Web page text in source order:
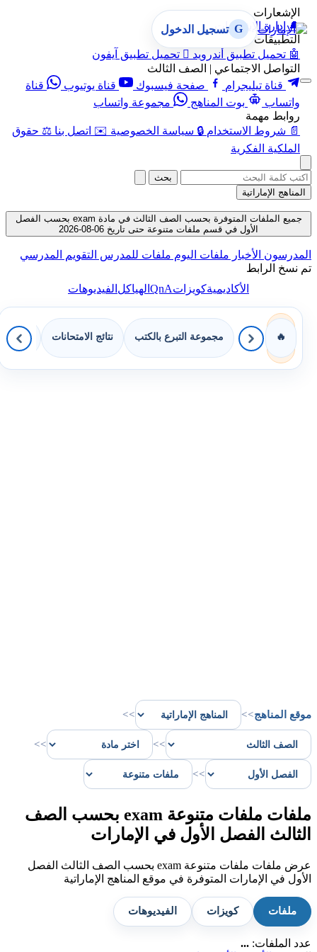
الإشعارات
🔔 إدارة الإشعارات
التطبيقات
🤖 تحميل تطبيق أندرويد  تحميل تطبيق آيفون
التواصل الاجتماعي | الصف الثالث
قناة تيليجرام
صفحة فيسبوك قناة يوتيوب
قناة
واتساب
بوت المناهج
مجموعة واتساب
روابط مهمة
📄 شروط الاستخدام 🔒 سياسة الخصوصية ✉️ اتصل بنا ⚖️ حقوق
الملكية الفكرية
G تسجيل الدخول
بحث
المناهج الإماراتية
جميع الملفات المتوفرة بحسب الصف الثالث في مادة exam بحسب الفصل
الأول في قسم ملفات متنوعة حتى تاريخ 06-08-2026
المدرسون الأخبار ملفات اليوم ملفات للمدرس التقويم المدرسي
تم نسخ الرابط
الأكاديميةكويزاتQnAالهياكلالفيديوهات
🔥 مجموعة التبرع بالكتب نتائج الامتحانات
موقع المناهج>>
>>
>>
>>
>>
ملفات ملفات متنوعة exam بحسب الصف
الثالث الفصل الأول في الإمارات
عرض ملفات ملفات متنوعة exam بحسب الصف الثالث الفصل
الأول في الإمارات المتوفرة في موقع المناهج الإماراتية
ملفات كويزات الفيديوهات
عدد الملفات: ...